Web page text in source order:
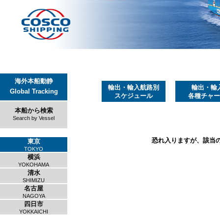
海外本船動静
Global Tracking
本船から検索
Search by Vessel
東京
TOKYO
横浜
YOKOHAMA
清水
SHIMIZU
名古屋
NAGOYA
四日市
YOKKAICHI
輸出・輸入航路別
スケジュール
輸出・輸
各種チャ
恐れ入りますが、該当